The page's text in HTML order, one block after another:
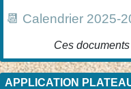
📆 Calendrier 2025-
Ces
APPLICATION